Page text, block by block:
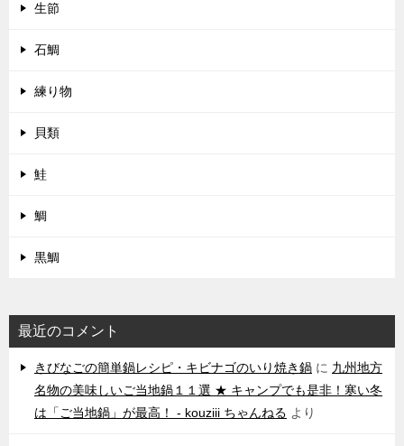
生節
石鯛
練り物
貝類
鮭
鯛
黒鯛
最近のコメント
きびなごの簡単鍋レシピ・キビナゴのいり焼き鍋 に 九州地方
名物の美味しいご当地鍋１１選 ★ キャンプでも是非！寒い冬
は「ご当地鍋」が最高！ - kouziii ちゃんねる より